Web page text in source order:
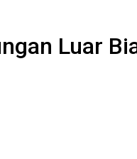
Luar